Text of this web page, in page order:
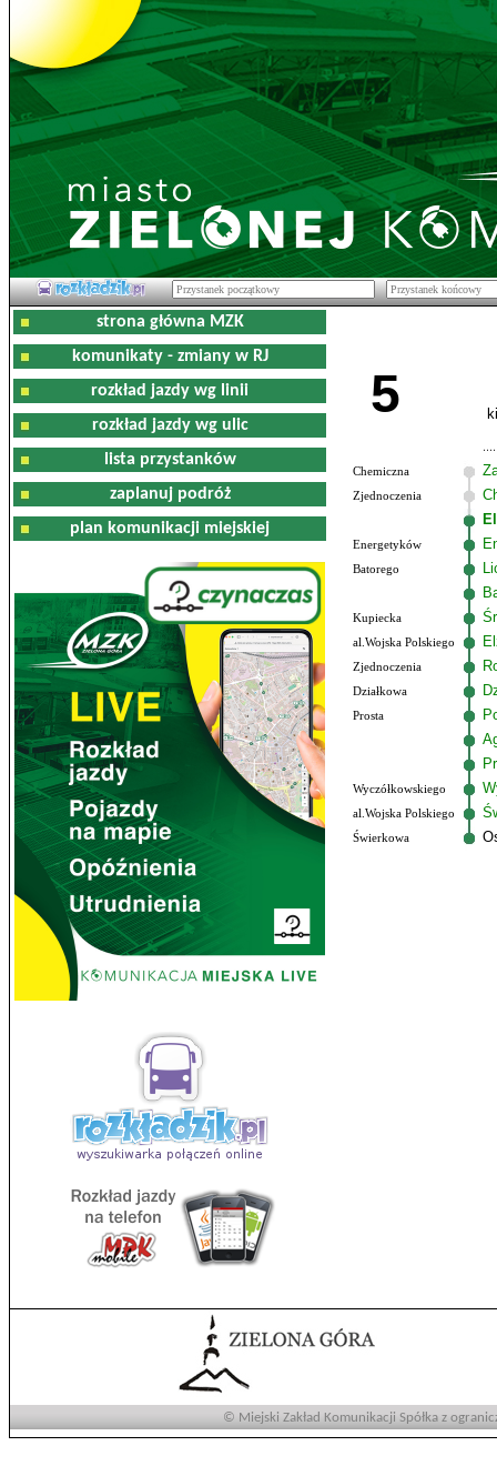
strona główna MZK
komunikaty - zmiany w RJ
rozkład jazdy wg linii
rozkład jazdy wg ulic
lista przystanków
zaplanuj podróż
plan komunikacji miejskiej
5
Chemiczna
Zjednoczenia
Energetyków
Batorego
Kupiecka
al.Wojska Polskiego
Zjednoczenia
Działkowa
Prosta
Wyczółkowskiego
al.Wojska Polskiego
Świerkowa
© Miejski Zakład Komunikacji Spółka z